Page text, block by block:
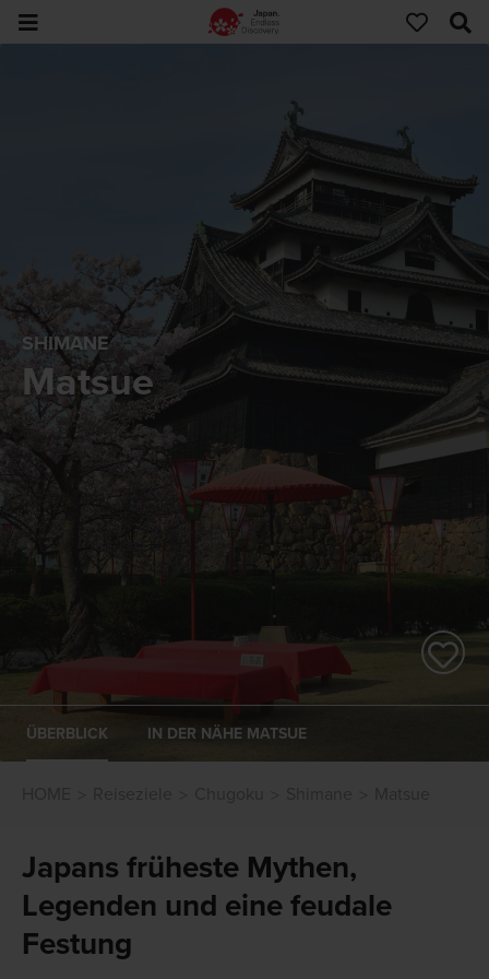
SHIMANE
Matsue
ÜBERBLICK IN DER NÄHE MATSUE
Japans früheste Mythen,
Legenden und eine feudale
Festung